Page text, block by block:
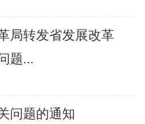
局转发省发展改革
题...
问题的通知